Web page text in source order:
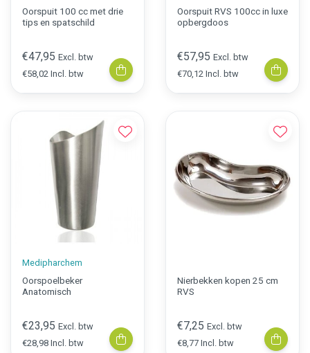
Oorspuit 100 cc met drie
tips en spatschild
€47,95 Excl. btw
€58,02 Incl. btw
Oorspuit RVS 100cc in luxe
opbergdoos
€57,95 Excl. btw
€70,12 Incl. btw
Medipharchem
Oorspoelbeker
Anatomisch
€23,95 Excl. btw
€28,98 Incl. btw
Nierbekken kopen 25 cm
RVS
€7,25 Excl. btw
€8,77 Incl. btw